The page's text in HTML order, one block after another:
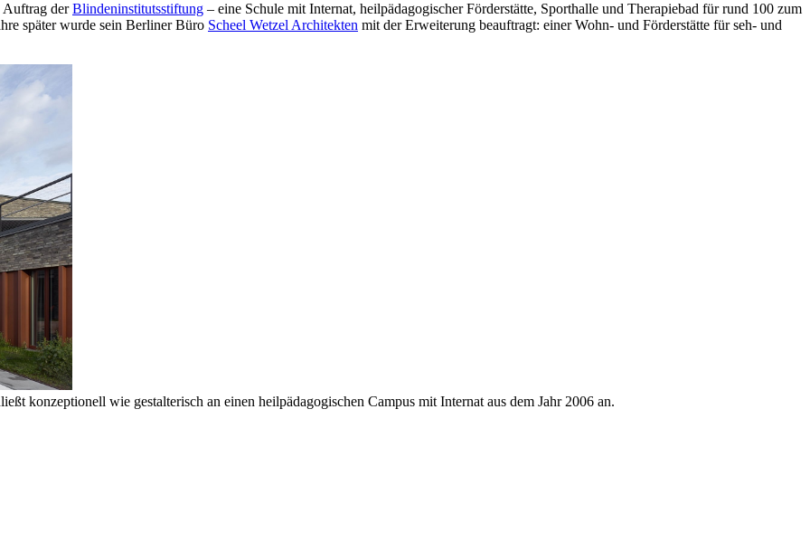
Auftrag derBlindeninstitutsstiftung – eine Schule mit Internat, heilpädagogischer Förderstätte, Sporthalle und Therapiebad für rund 100 zum
später wurde sein Berliner Büro Scheel Wetzel Architekten mit der Erweiterung beauftragt: einer Wohn- und Förderstätte für seh- und
konzeptionell wie gestalterisch an einen heilpädagogischen Campus mit Internat aus dem Jahr 2006 an.